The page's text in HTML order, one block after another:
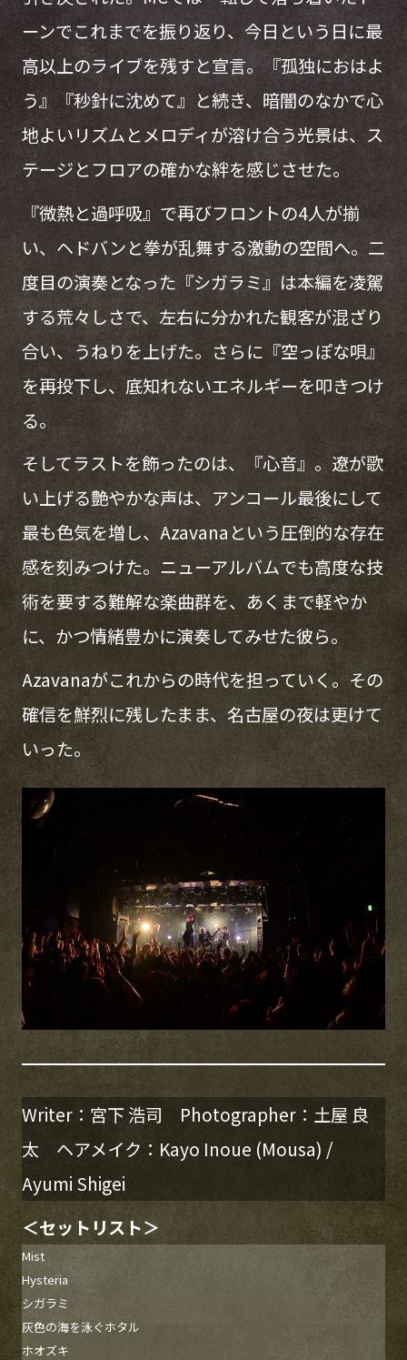
ーンでこれまでを振り返り、今日という日に最
高以上のライブを残すと宣言。『孤独におはよ
う』『秒針に沈めて』と続き、暗闇のなかで心
地よいリズムとメロディが溶け合う光景は、ス
テージとフロアの確かな絆を感じさせた。
『微熱と過呼吸』で再びフロントの4人が揃
い、ヘドバンと拳が乱舞する激動の空間へ。二
度目の演奏となった『シガラミ』は本編を凌駕
する荒々しさで、左右に分かれた観客が混ざり
合い、うねりを上げた。さらに『空っぽな唄』
を再投下し、底知れないエネルギーを叩きつけ
る。
そしてラストを飾ったのは、『心音』。遼が歌
い上げる艶やかな声は、アンコール最後にして
最も色気を増し、Azavanaという圧倒的な存在
感を刻みつけた。ニューアルバムでも高度な技
術を要する難解な楽曲群を、あくまで軽やか
に、かつ情緒豊かに演奏してみせた彼ら。
Azavanaがこれからの時代を担っていく。その
確信を鮮烈に残したまま、名古屋の夜は更けて
いった。
Writer：宮下 浩司 Photographer：土屋 良
太 ヘアメイク：Kayo Inoue (Mousa) /
Ayumi Shigei
＜セットリスト＞
Mist
Hysteria
シガラミ
灰色の海を泳ぐホタル
ホオズキ